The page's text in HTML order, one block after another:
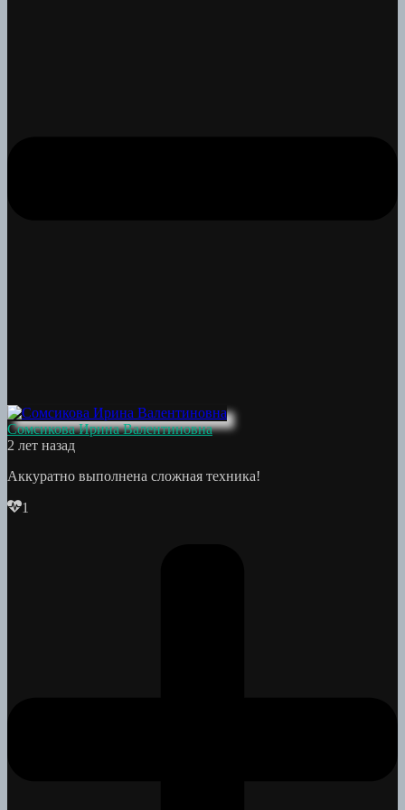
Сомсикова Ирина Валентиновна
2 лет назад
Аккуратно выполнена сложная техника!
1